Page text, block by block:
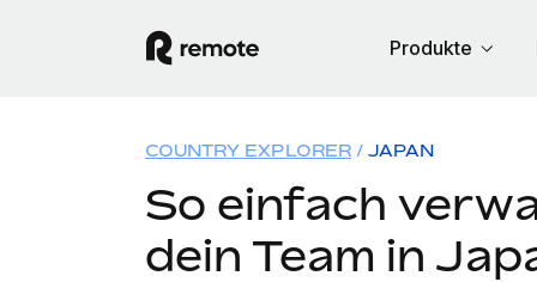
Produkte
COUNTRY EXPLORER JAPAN
So einfach
dein Team in